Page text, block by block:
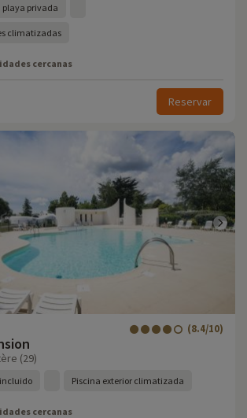
playa privada
climatizadas
cercanas
Reservar
(8.4/10)
(29)
Piscina exterior climatizada
cercanas